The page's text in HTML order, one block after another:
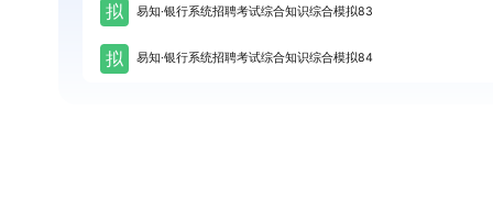
拟 易知·银行系统招聘考试综合知识综合模拟83
拟 易知·银行系统招聘考试综合知识综合模拟84